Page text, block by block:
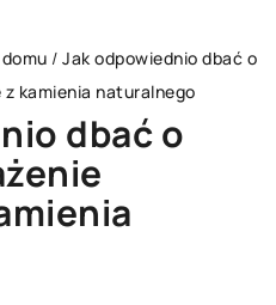
/ Jak odpowiednio dbać o
kamienia naturalnego
dbać o